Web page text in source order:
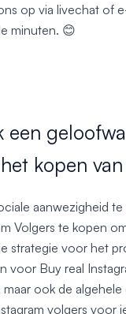
op via livechat of
minuten. 😊
een
kopen
aanwezigheid
Volgers te kopen
strategie voor het
voor Buy real
maar ook de
volgers voor